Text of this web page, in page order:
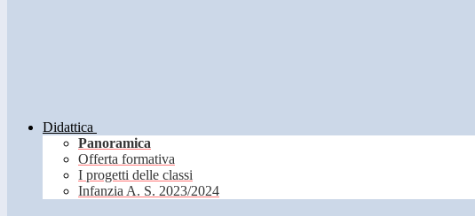
Didattica
Panoramica
Offerta formativa
I progetti delle classi
Infanzia A. S. 2023/2024